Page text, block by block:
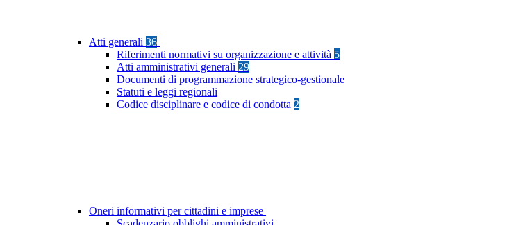
Atti generali 36
Riferimenti normativi su organizzazione e attività 5
Atti amministrativi generali 29
Documenti di programmazione strategico-gestionale
Statuti e leggi regionali
Codice disciplinare e codice di condotta 2
Oneri informativi per cittadini e imprese